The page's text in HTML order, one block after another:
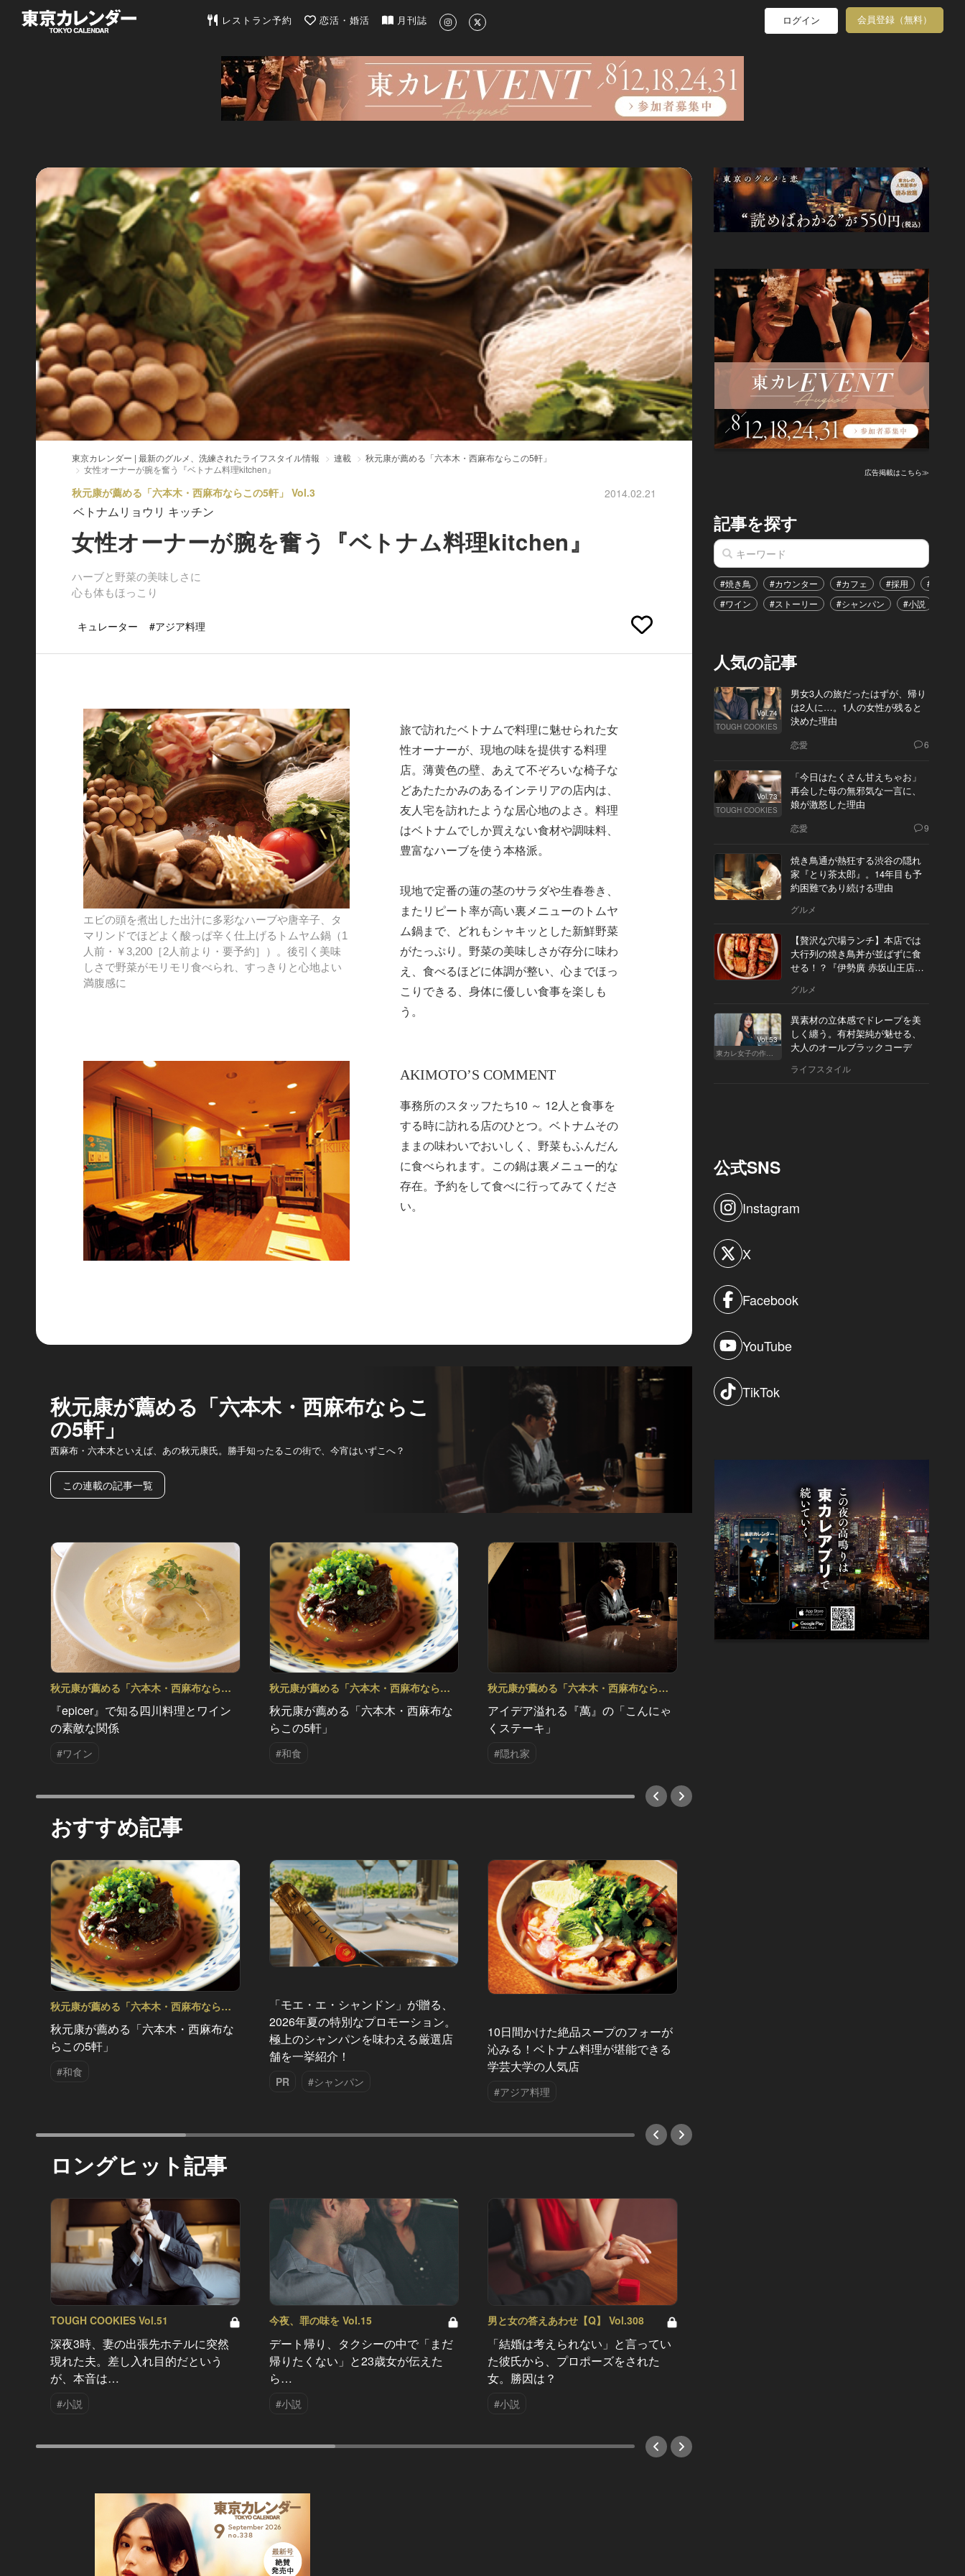
東京カレンダー | 最新のグルメ、洗練されたライフスタイル情報
レストラン予約 恋活・婚活 月刊誌 ログイン 会員登録（無料）
東京カレンダー | 最新のグルメ、洗練されたライフスタイル情報 連載
秋元康が薦める「六本木・西麻布ならこの5軒」
女性オーナーが腕を奮う『ベトナム料理kitchen』
秋元康が薦める「六本木・西麻布ならこの5軒」 Vol.3 2014.02.21
ベトナムリョウリ キッチン
女性オーナーが腕を奮う『ベトナム料理kitchen』
ハーブと野菜の美味しさに
心も体もほっこり
キュレーター #アジア料理
エビの頭を煮出した出汁に多彩なハーブや唐辛子、タ
マリンドでほどよく酸っぱ辛く仕上げるトムヤム鍋（1
人前・￥3,200［2人前より・要予約］）。後引く美味
しさで野菜がモリモリ食べられ、すっきりと心地よい
満腹感に
旅で訪れたベトナムで料理に魅せられた女
性オーナーが、現地の味を提供する料理
店。薄黄色の壁、あえて不ぞろいな椅子な
どあたたかみのあるインテリアの店内は、
友人宅を訪れたような居心地のよさ。料理
はベトナムでしか買えない食材や調味料、
豊富なハーブを使う本格派。
現地で定番の蓮の茎のサラダや生春巻き、
またリピート率が高い裏メニューのトムヤ
ム鍋まで、どれもシャキッとした新鮮野菜
がたっぷり。野菜の美味しさが存分に味わ
え、食べるほどに体調が整い、心までほっ
こりできる、身体に優しい食事を楽しも
う。
AKIMOTO’S COMMENT
事務所のスタッフたち10 ～ 12人と食事を
する時に訪れる店のひとつ。ベトナムその
ままの味わいでおいしく、野菜もふんだん
に食べられます。この鍋は裏メニュー的な
存在。予約をして食べに行ってみてくださ
い。
秋元康が薦める「六本木・西麻布ならこ
の5軒」
西麻布・六本木といえば、あの秋元康氏。勝手知ったるこの街で、今宵はいずこへ？
この連載の記事一覧
秋元康が薦める「六本木・西麻布ならこ
の5軒」 Vol.4
『epicer』で知る四川料理とワイン
の素敵な関係
#ワイン
秋元康が薦める「六本木・西麻布ならこ
の5軒」 Vol.2
秋元康が薦める「六本木・西麻布な
らこの5軒」
#和食
秋元康が薦める「六本木・西麻布ならこ
の5軒」 Vol.1
アイデア溢れる『萬』の「こんにゃ
くステーキ」
#隠れ家
おすすめ記事
秋元康が薦める「六本木・西麻布ならこ
の5軒」 Vol.2
秋元康が薦める「六本木・西麻布な
らこの5軒」
#和食
「モエ・エ・シャンドン」が贈る、
2026年夏の特別なプロモーション。
極上のシャンパンを味わえる厳選店
舗を一挙紹介！
PR #シャンパン
10日間かけた絶品スープのフォーが
沁みる！ベトナム料理が堪能できる
学芸大学の人気店
#アジア料理
ロングヒット記事
TOUGH COOKIES Vol.51
深夜3時、妻の出張先ホテルに突然
現れた夫。差し入れ目的だという
が、本音は…
#小説
今夜、罪の味を Vol.15
デート帰り、タクシーの中で「まだ
帰りたくない」と23歳女が伝えた
ら…
#小説
男と女の答えあわせ【Q】 Vol.308
「結婚は考えられない」と言ってい
た彼氏から、プロポーズをされた
女。勝因は？
#小説
広告掲載はこちら≫
記事を探す
#焼き鳥 #カウンター #カフェ #採用
#恋愛
#ワイン
#ストーリー #シャンパン #小説
人気の記事
Vol.74
TOUGH COOKIES
男女3人の旅だったはずが、帰り
は2人に…。1人の女性が残ると
決めた理由
恋愛 6
Vol.73
TOUGH COOKIES
「今日はたくさん甘えちゃお」
再会した母の無邪気な一言に、
娘が激怒した理由
恋愛 9
焼き鳥通が熱狂する渋谷の隠れ
家『とり茶太郎』。14年目も予
約困難であり続ける理由
グルメ
【贅沢な穴場ランチ】本店では
大行列の焼き鳥丼が並ばずに食
せる！？『伊勢廣 赤坂山王店』
グルメ
Vol.53
東カレ女子の作り方
異素材の立体感でドレープを美
しく纏う。有村架純が魅せる、
大人のオールブラックコーデ
ライフスタイル
公式SNS
Instagram
X
Facebook
YouTube
TikTok